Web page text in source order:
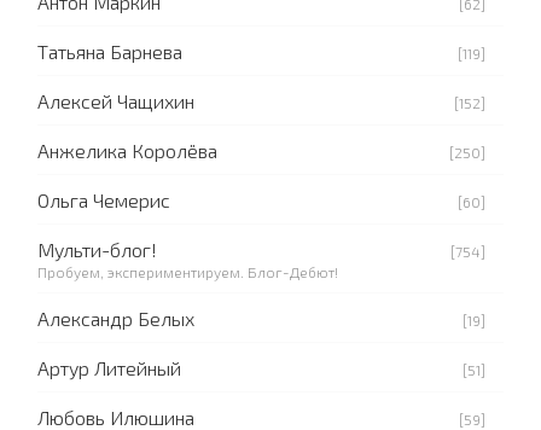
Татьяна Барнева [119]
Алексей Чащихин [152]
Анжелика Королёва [250]
Ольга Чемерис [60]
Мульти-блог!
[754]
Пробуем, экспериментируем. Блог-Дебют!
Александр Белых [19]
Артур Литейный [51]
Любовь Илюшина [59]